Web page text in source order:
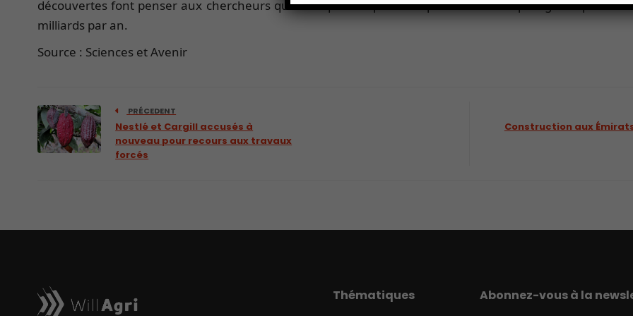
découvertes font penser aux chercheurs que l’Afrique a le potentiel pour devenir le plus grand
milliards par an.
Source : Sciences et Avenir
PRÉCEDENT
Nestlé et Cargill accusés à
nouveau pour recours aux travaux
forcés
Construction aux
Thématiques Abonnez-vous à la